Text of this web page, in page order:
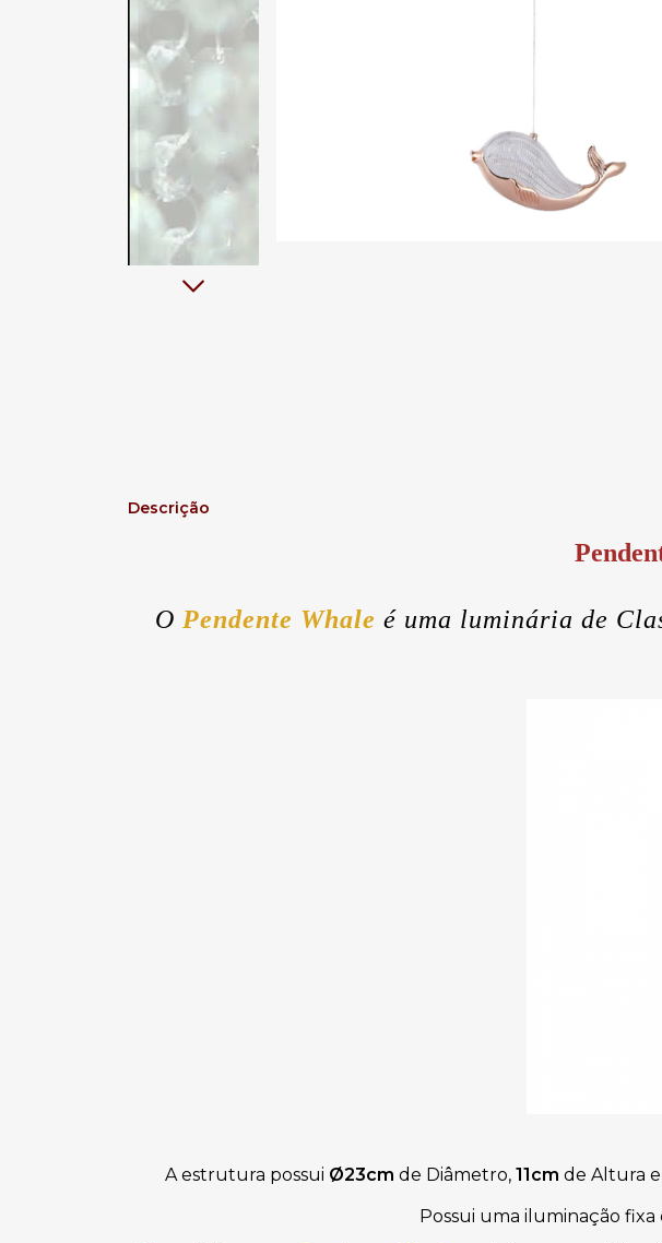
Descrição
O Pendente Whale é uma luminária de
A estrutura possui Ø23cm de Diâmetro, 11cm de Altura
Possui uma iluminação fixa